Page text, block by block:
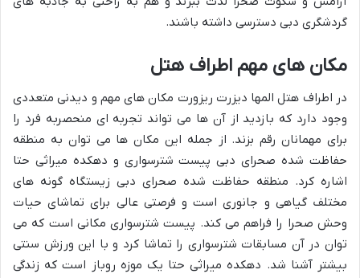
گردشگری دبی دسترسی داشته باشند.
مکان های مهم اطراف هتل
در اطراف هتل المها دیزرت ریزورت مکان های مهم و دیدنی متعددی
وجود دارد که بازدید از آن ها می تواند تجربه ای منحصربه فرد را
برای مهمانان رقم بزند. از جمله این مکان ها می توان به منطقه
حفاظت شده صحرای دبی پیست شترسواری و دهکده میراثی حتا
اشاره کرد. منطقه حفاظت شده صحرای دبی زیستگاه گونه های
مختلف گیاهی و جانوری است و فرصتی عالی برای تماشای حیات
وحش صحرا را فراهم می کند. پیست شترسواری مکانی است که می
توان در آن مسابقات شترسواری را تماشا کرد و با این ورزش سنتی
بیشتر آشنا شد. دهکده میراثی حتا یک موزه روباز است که زندگی